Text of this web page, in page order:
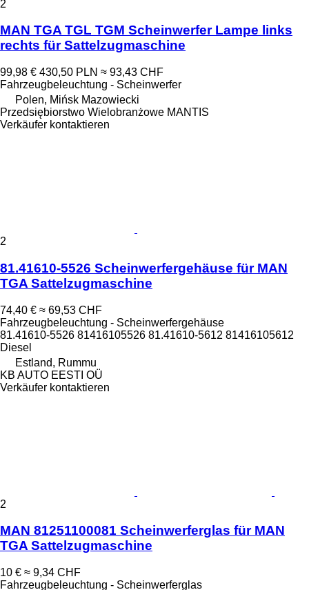
2
MAN TGA TGL TGM Scheinwerfer Lampe links
rechts für Sattelzugmaschine
99,98 € 430,50 PLN ≈ 93,43 CHF
Fahrzeugbeleuchtung - Scheinwerfer
Polen, Mińsk Mazowiecki
Przedsiębiorstwo Wielobranżowe MANTIS
Verkäufer kontaktieren
2
81.41610-5526 Scheinwerfergehäuse für MAN
TGA Sattelzugmaschine
74,40 € ≈ 69,53 CHF
Fahrzeugbeleuchtung - Scheinwerfergehäuse
81.41610-5526 81416105526 81.41610-5612 81416105612
Diesel
Estland, Rummu
KB AUTO EESTI OÜ
Verkäufer kontaktieren
2
MAN 81251100081 Scheinwerferglas für MAN
TGA Sattelzugmaschine
10 € ≈ 9,34 CHF
Fahrzeugbeleuchtung - Scheinwerferglas